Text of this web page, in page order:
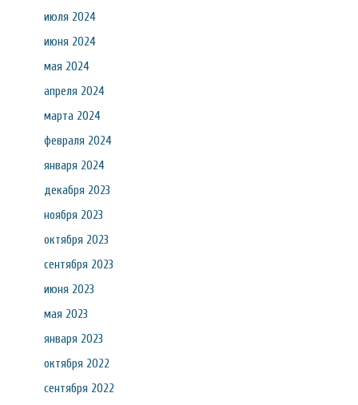
июля 2024
июня 2024
мая 2024
апреля 2024
марта 2024
февраля 2024
января 2024
декабря 2023
ноября 2023
октября 2023
сентября 2023
июня 2023
мая 2023
января 2023
октября 2022
сентября 2022